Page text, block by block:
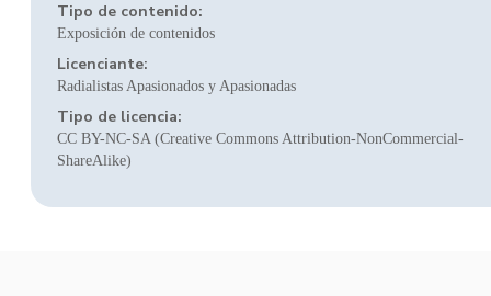
Tipo de contenido:
Exposición de contenidos
Licenciante:
Radialistas Apasionados y Apasionadas
Tipo de licencia:
CC BY-NC-SA (Creative Commons Attribution-NonCommercial-
ShareAlike)